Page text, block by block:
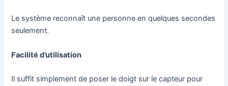
Le système reconnaît une personne en quelques secondes
seulement.
Facilité d’utilisation
Il suffit simplement de poser le doigt sur le capteur pour